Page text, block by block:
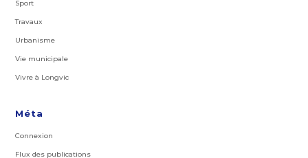
Sport
Travaux
Urbanisme
Vie municipale
Vivre à Longvic
Méta
Connexion
Flux des publications